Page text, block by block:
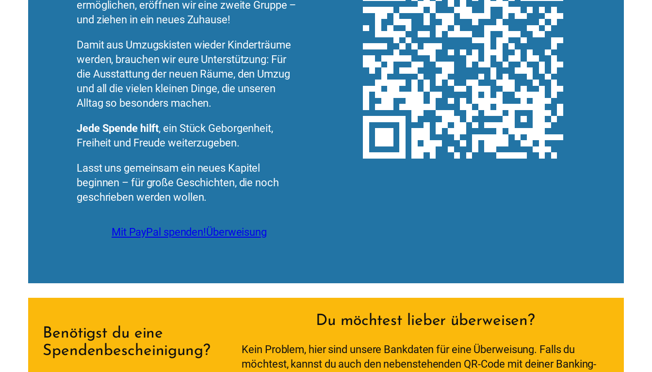
ermöglichen, eröffnen wir eine zweite Gruppe –
und ziehen in ein neues Zuhause!
Damit aus Umzugskisten wieder Kinderträume
werden, brauchen wir eure Unterstützung: Für
die Ausstattung der neuen Räume, den Umzug
und all die vielen kleinen Dinge, die unseren
Alltag so besonders machen.
Jede Spende hilft, ein Stück Geborgenheit,
Freiheit und Freude weiterzugeben.
Lasst uns gemeinsam ein neues Kapitel
beginnen – für große Geschichten, die noch
geschrieben werden wollen.
Mit PayPal spenden!Überweisung
Benötigst du eine
Spendenbescheinigung?
Du möchtest lieber überweisen?
Kein Problem, hier sind unsere Bankdaten für eine Überweisung. Falls du
möchtest, kannst du auch den nebenstehenden QR-Code mit deiner Banking-